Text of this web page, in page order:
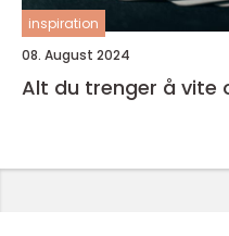
inspiration
08. August 2024
Alt du trenger å vite